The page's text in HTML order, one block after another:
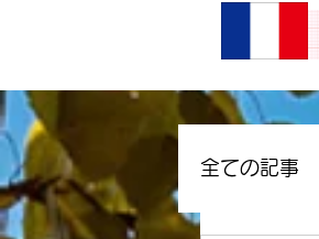
全ての記事